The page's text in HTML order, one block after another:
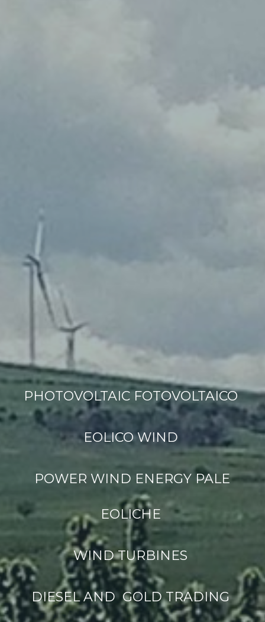
PHOTOVOLTAIC FOTOVOLTAICO
EOLICO WIND
POWER WIND ENERGY PALE
EOLICHE
WIND TURBINES
DIESEL AND GOLD TRADING